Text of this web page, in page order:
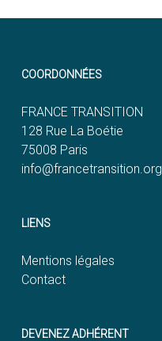
COORDONNÉES
FRANCE TRANSITION
128 Rue La Boétie
75008 Paris
info@francetransition.org
LIENS
Mentions légales
Contact
DEVENEZ ADHÉRENT